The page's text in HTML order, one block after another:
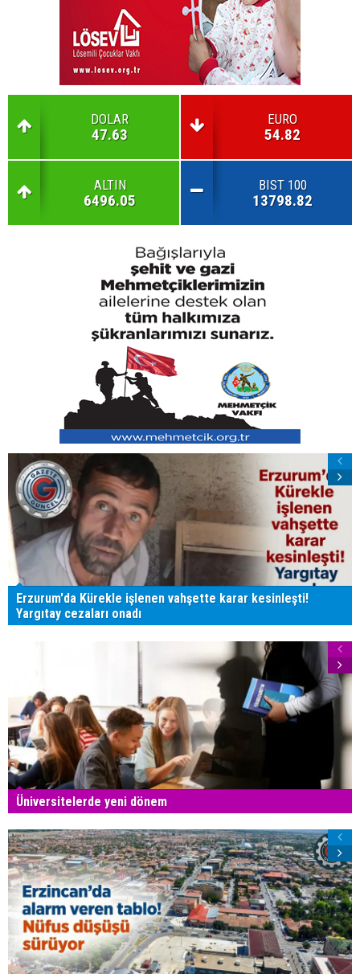
DOLAR
47.63
EURO
54.82
ALTIN
6496.05
BIST 100
13798.82
Erzurum'da Kürekle işlenen vahşette karar kesinleşti!
Yargıtay cezaları onadı
Üniversitelerde yeni dönem